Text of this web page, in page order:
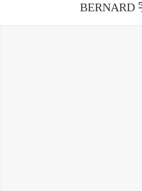
BERNARD